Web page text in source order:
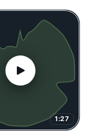
1:27